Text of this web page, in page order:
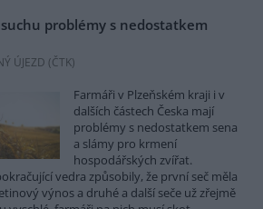
problémy s nedostatkem
ÚJEZD (ČTK)
Farmáři v Plzeňském kraji i v
dalších částech Česka mají
problémy s nedostatkem sena
a slámy pro krmení
hospodářských zvířat.
vedra způsobily, že první seč měla
výnos a druhé a další seče už zřejmě